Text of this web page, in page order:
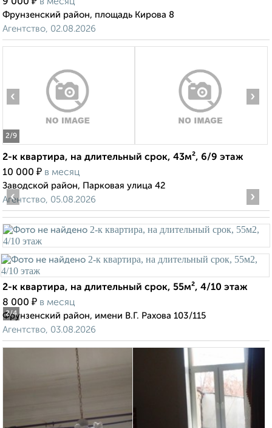
9 000 в месяц
Фрунзенский район, площадь Кирова 8
Агентство, 02.08.2026
2/9
‹ ›
2-к квартира, на длительный срок, 43м², 6/9 этаж
10 000 ₽ в месяц
Заводской район, Парковая улица 42
Агентство, 05.08.2026
2/4
‹ ›
2-к квартира, на длительный срок, 55м², 4/10 этаж
8 000 ₽ в месяц
Фрунзенский район, имени В.Г. Рахова 103/115
Агентство, 03.08.2026